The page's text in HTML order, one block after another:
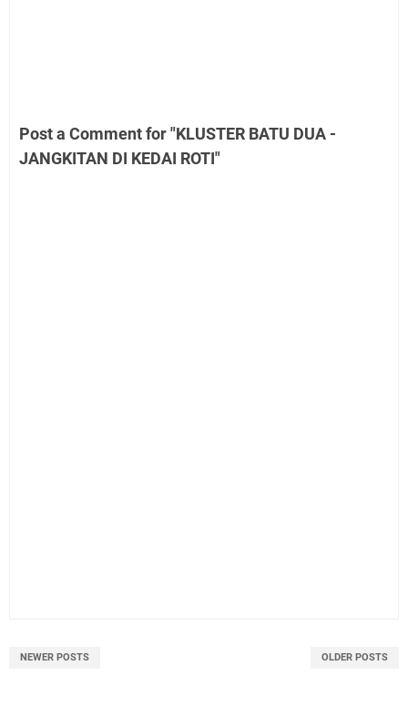
Post a Comment for "KLUSTER BATU DUA -
JANGKITAN DI KEDAI ROTI"
NEWER POSTS OLDER POSTS